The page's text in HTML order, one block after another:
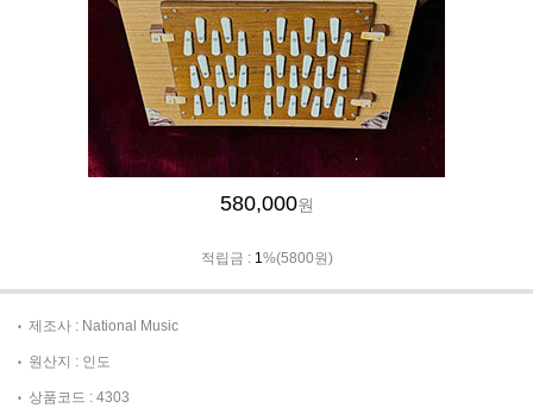
580,000원
적립금 : 1%(5800원)
제조사 : National Music
원산지 : 인도
상품코드 : 4303